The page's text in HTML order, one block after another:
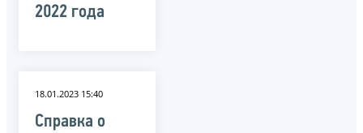
2022 года
18.01.2023 15:40
Справка о